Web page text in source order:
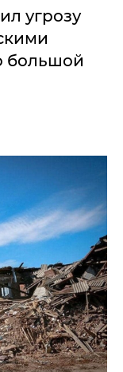
угрозу
большой